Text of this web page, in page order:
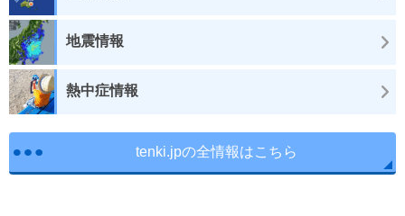
地震情報
熱中症情報
tenki.jpの全情報はこちら